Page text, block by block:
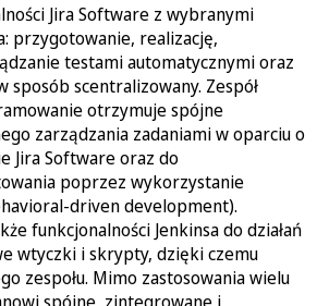
Jira Software z wybranymi
przygotowanie, realizację,
testami automatycznymi oraz
sposób scentralizowany. Zespół
otrzymuje spójne
zarządzania zadaniami w oparciu o
Jira Software oraz do
poprzez wykorzystanie
driven development).
funkcjonalności Jenkinsa do działań
wtyczki i skrypty, dzięki czemu
zespołu. Mimo zastosowania wielu
spójne, zintegrowane i